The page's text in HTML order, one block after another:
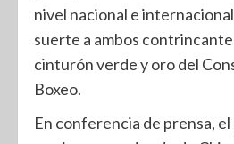
nivel nacional e
suerte a ambos
cinturón verde y oro del
Boxeo.
En conferencia de prensa,